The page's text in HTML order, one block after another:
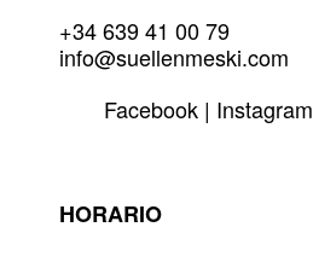
+34 639 41 00 79
info@suellenmeski.com
Facebook | Instagram
HORARIO